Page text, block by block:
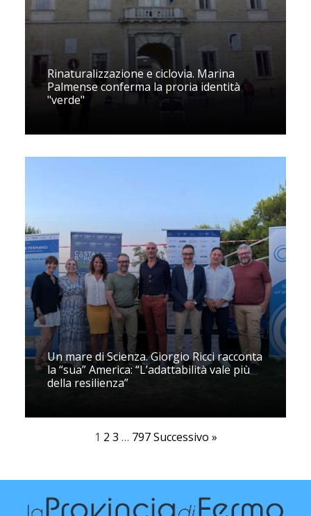
Rinaturalizzazione e ciclovia. Marina
Palmense conferma la proria identità
"verde"
Un mare di Scienza. Giorgio Ricci racconta
la “sua” America: “L’adattabilità vale più
della resilienza”
1 2 3 … 797 Successivo »